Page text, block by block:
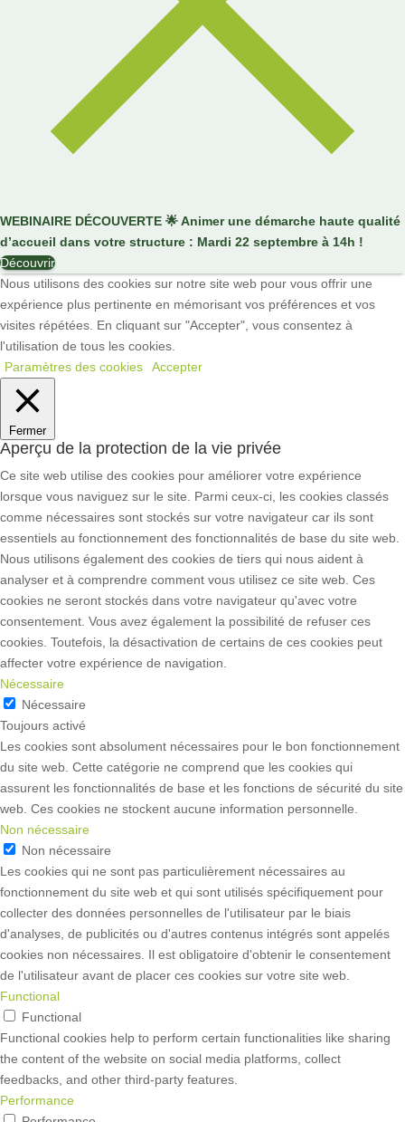
WEBINAIRE DÉCOUVERTE 🌟Animer une démarche haute qualité
d’accueil dans votre structure : Mardi 22 septembre à 14h !
Découvrir
Nous utilisons des cookies sur notre site web pour vous offrir une
expérience plus pertinente en mémorisant vos préférences et vos
visites répétées. En cliquant sur "Accepter", vous consentez à
l'utilisation de tous les cookies.
Paramètres des cookies
Accepter
Fermer
Aperçu de la protection de la vie privée
Ce site web utilise des cookies pour améliorer votre expérience
lorsque vous naviguez sur le site. Parmi ceux-ci, les cookies classés
comme nécessaires sont stockés sur votre navigateur car ils sont
essentiels au fonctionnement des fonctionnalités de base du site web.
Nous utilisons également des cookies de tiers qui nous aident à
analyser et à comprendre comment vous utilisez ce site web. Ces
cookies ne seront stockés dans votre navigateur qu'avec votre
consentement. Vous avez également la possibilité de refuser ces
cookies. Toutefois, la désactivation de certains de ces cookies peut
affecter votre expérience de navigation.
Nécessaire
Nécessaire
Toujours activé
Les cookies sont absolument nécessaires pour le bon fonctionnement
du site web. Cette catégorie ne comprend que les cookies qui
assurent les fonctionnalités de base et les fonctions de sécurité du site
web. Ces cookies ne stockent aucune information personnelle.
Non nécessaire
Non nécessaire
Les cookies qui ne sont pas particulièrement nécessaires au
fonctionnement du site web et qui sont utilisés spécifiquement pour
collecter des données personnelles de l'utilisateur par le biais
d'analyses, de publicités ou d'autres contenus intégrés sont appelés
cookies non nécessaires. Il est obligatoire d'obtenir le consentement
de l'utilisateur avant de placer ces cookies sur votre site web.
Functional
Functional
Functional cookies help to perform certain functionalities like sharing
the content of the website on social media platforms, collect
feedbacks, and other third-party features.
Performance